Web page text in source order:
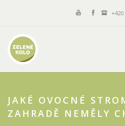
JAKÉ OVOCNÉ
ZAHRADĚ NEMĚLY